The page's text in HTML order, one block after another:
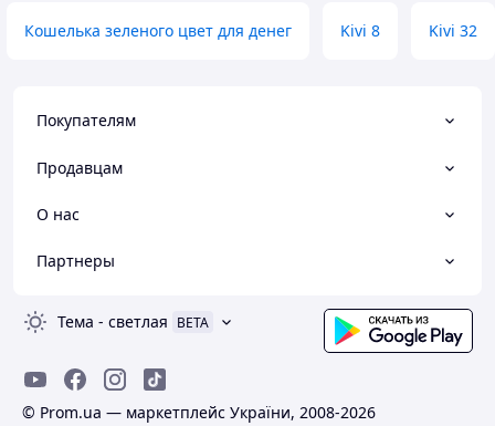
Кошелька зеленого цвет для денег Kivi 8 Kivi 32
Покупателям
Продавцам
О нас
Партнеры
Тема - светлая BETA
© Prom.ua — маркетплейс України, 2008-2026